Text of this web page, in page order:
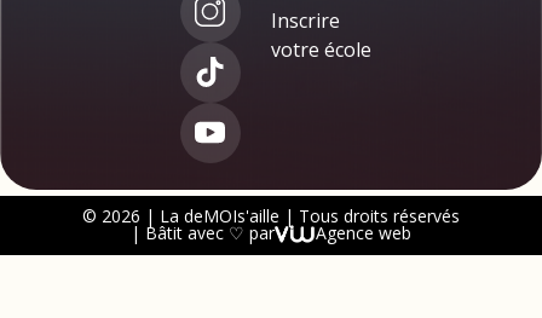
Inscrire
votre école
© 2026 | La deMOIs'aille | Tous droits réservés
| Bâtit avec ♡ par Agence web